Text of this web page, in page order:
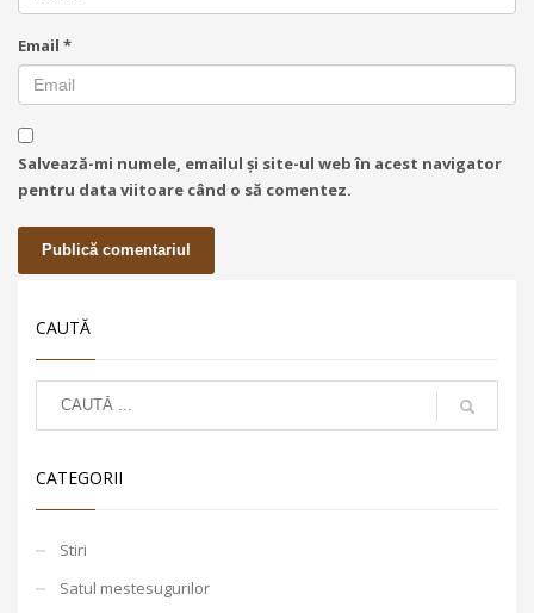
Email *
Salvează-mi numele, emailul și site-ul web în acest navigator
pentru data viitoare când o să comentez.
CAUTĂ
CATEGORII
Stiri
Satul mestesugurilor